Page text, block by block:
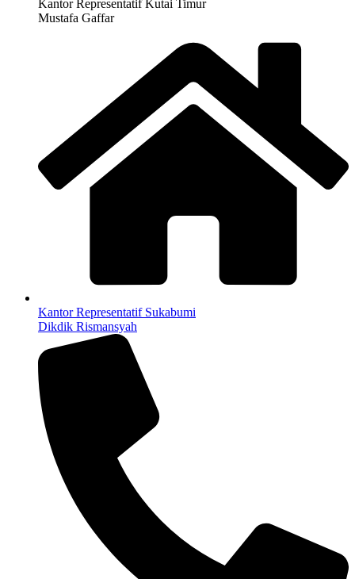
Kantor Representatif Kutai Timur
Mustafa Gaffar
Kantor Representatif Sukabumi
Dikdik Rismansyah